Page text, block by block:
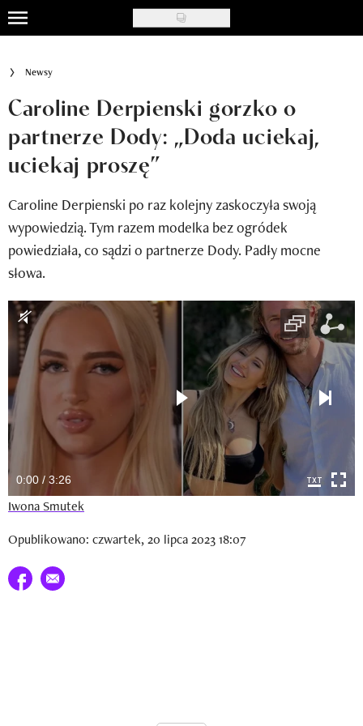
Skip
to
content
Styl życia
Nasze akcje
Inspiracje
Recenzje kosmetyków
Klub Recenzentki
Newsy
Newsletter
Wizaz Summer Influ School
Mój profil / Zarejestruj się
Newsy
Caroline Derpienski gorzko o
partnerze Dody: „Doda uciekaj,
uciekaj proszę”
Caroline Derpienski po raz kolejny zaskoczyła swoją
wypowiedzią. Tym razem modelka bez ogródek
powiedziała, co sądzi o partnerze Dody. Padły mocne
słowa.
0:00 / 3:26
Iwona Smutek
Opublikowano: czwartek, 20 lipca 2023 18:07
Udostępnij na facebook
E-mail do przyjaciela